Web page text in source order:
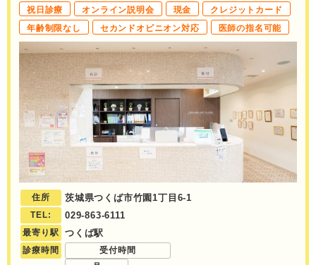
祝日診療
オンライン説明会 現金
クレジットカード
年齢制限なし
セカンドオピニオン対応 医師の指名可能
住所 茨城県つくば市竹園1丁目6-1
TEL: 029-863-6111
最寄り駅 つくば駅
診療時間
受付時間